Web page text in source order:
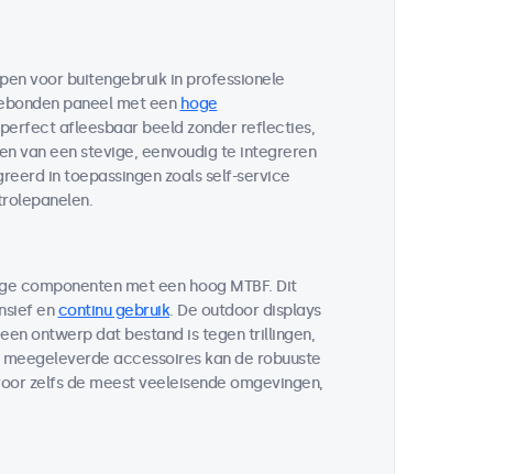
voor buitengebruik in professionele
paneel met een hoge
afleesbaar beeld zonder reflecties,
van een stevige, eenvoudig te integreren
in toepassingen zoals self-service
componenten met een hoog MTBF. Dit
encontinu gebruik. De outdoor displays
ontwerp dat bestand is tegen trillingen,
accessoires kan de robuuste
zelfs de meest veeleisende omgevingen,